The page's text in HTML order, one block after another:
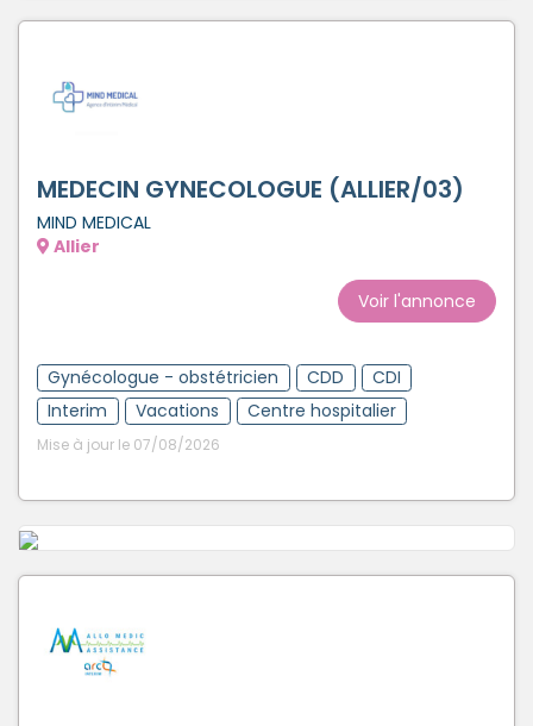
MEDECIN GYNECOLOGUE (ALLIER/03)
MIND MEDICAL
Allier
Voir l'annonce
Gynécologue - obstétricien CDD
CDI
Interim
Vacations Centre hospitalier
Mise à jour le 07/08/2026